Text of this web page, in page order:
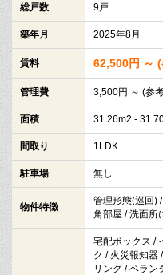
総戸数 9戸
築年月 2025年8月
賃料 62,500円 ～
管理費 3,500円 ～ (参
面積 31.26m2 -
間取り 1LDK
駐車場 無し
物件特徴
管理形態(巡回)
角部屋 / 洗面所
宅配ボックス /
ク / 火災報知器
リング / ベラン